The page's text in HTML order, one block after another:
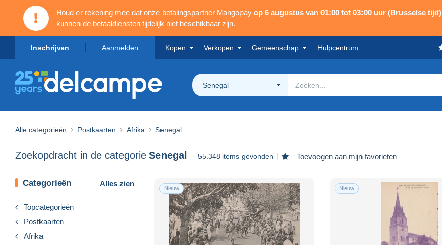
Houd er rekening mee dat onze betalingspartner Mangopay op 6 augustus van 01:00 tot 03:00 uur (Brusselse tijd)
kunnen de betaaldiensten tijdelijk niet beschikbaar zijn.
Inschrijven Aanmelden Kopen Verkopen Gemeenschap Hulpcentrum
Senegal
Alle categorieën Postkaarten Afrika Senegal
Zoekopdracht in de categorie Senegal 55.348 items gevonden Toevoegen aan mijn favorieten
Categorieën Alles zien
Topcategorieën
Postkaarten
Afrika
Nieuw Nieuw